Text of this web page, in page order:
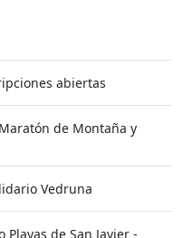
abiertas
de Montaña y
Vedruna
de San Javier -